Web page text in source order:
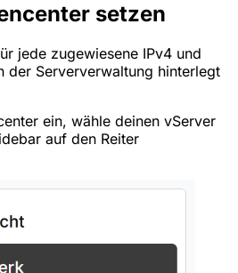
setzen
jede zugewiesene IPv4 und
der Serververwaltung hinterlegt
ein, wähle deinen vServer
auf den Reiter